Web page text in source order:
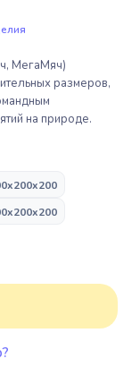
МегаМяч)
размеров,
на природе.